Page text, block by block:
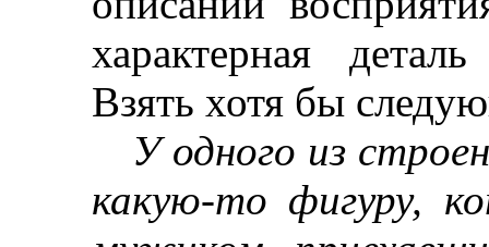
характерная
Взять хотя бы
У одного из
какую-то фигуру,